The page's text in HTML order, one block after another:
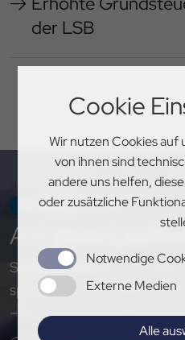
Cookie
Wir nutzen Cookies auf
von ihnen sind
andere uns helfen,
oder zusätzliche
Notwendige
Externe Medien
Alle
der LSB
NEWSLETTER
Auf dem
Sichere dir exklusive
spannende Neuigkeiten
– melde dich jetzt für